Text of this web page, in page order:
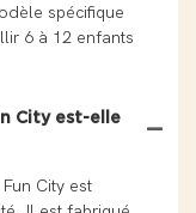
spécifique
6 à 12 enfants
City est-elle
City est